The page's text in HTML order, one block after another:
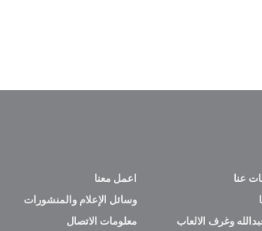
عنا
وغرف الالعاب
اعمل معنا
وسائل الإعلام والمنشورات
معلومات الاتصال